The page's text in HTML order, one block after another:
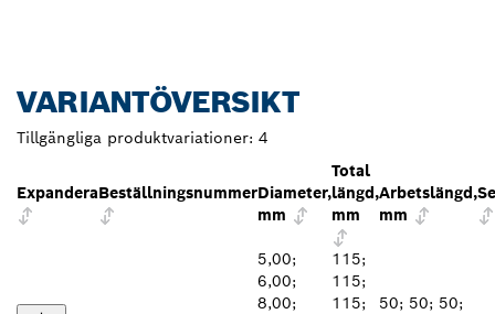
VARIANTÖVERSIKT
Tillgängliga produktvariationer: 4
ExpanderaBeställningsnummerDiameter,
mm
Total
längd,
mm
Arbetslängd,
mm
5,00;
6,00;
8,00;
115;
115;
115;
50; 50; 50;